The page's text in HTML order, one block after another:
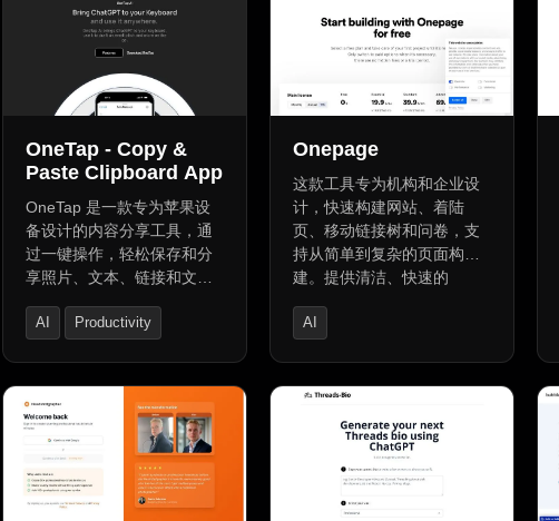
更高，信息更有序。
种可编辑模块和多种内容生
成工具，包括AI智能文本生
成器、图像生成器、代码生
成器等，适用于各类内容创
网关，并可追踪用户流量和
销售数据。
OneTap - Copy &
Paste Clipboard App
OneTap 是一款专为苹果设
备设计的内容分享工具，通
过一键操作，轻松保存和分
享照片、文本、链接和文
捷方式，结合Siri快捷方式，
全。用户可在统一位置组织
内容，并通过OneTap键盘快
速分享多样化内容。此外，
OneTap AI将ChatGPT整合
至键盘，提供实时AI支持及
AI
Productivity
Onepage
这款工具专为机构和企业设
计，快速构建网站、着陆
页、移动链接树和问卷，支
持从简单到复杂的页面构
建。提供清洁、快速的
小型企业和机构。支持多步
整和多种风格模板，适应不
同公司或用途。支持链接树
构建，实时聊天和专家支
持，保障网站安全，包括
HTTPS连接、GDPR合规性
和DDoS保护。提升工作效
AI
AI Advertising Assistant